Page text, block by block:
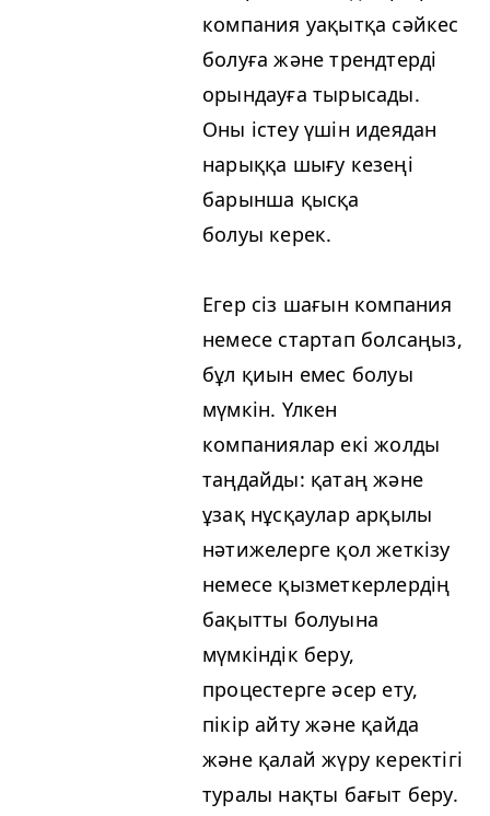
компания уақытқа сәйкес
болуға және трендтерді
орындауға тырысады.
Оны істеу үшін идеядан
нарыққа шығу кезеңі
барынша қысқа
болуы керек.
Егер сіз шағын компания
немесе стартап болсаңыз,
бұл қиын емес болуы
мүмкін. Үлкен
компаниялар екі жолды
таңдайды: қатаң және
ұзақ нұсқаулар арқылы
нәтижелерге қол жеткізу
немесе қызметкерлердің
бақытты болуына
мүмкіндік беру,
процестерге әсер ету,
пікір айту және қайда
және қалай жүру керектігі
туралы нақты бағыт беру.